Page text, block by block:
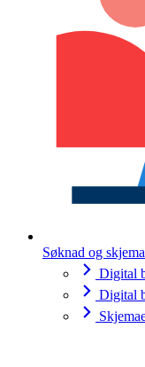
Søknad og skjema
Digital
Digital